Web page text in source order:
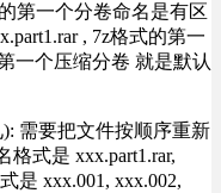
第一个分卷命名是有区
, 7z格式的第一
一个压缩分卷 就是默认
需要把文件按顺序重新
式是 xxx.part1.rar,
是 xxx.001, xxx.002,